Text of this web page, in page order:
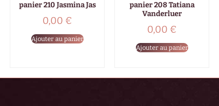
panier 210 Jasmina Jas
0,00 €
Ajouter au panier
panier 208 Tatiana
Vanderluer
0,00 €
Ajouter au panier